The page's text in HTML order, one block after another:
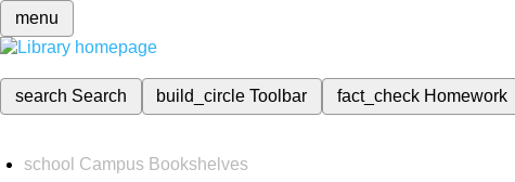
menu
search Search build_circleToolbar fact_check Homework
school Campus Bookshelves